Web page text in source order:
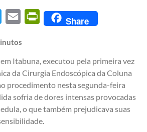
Twitter Email PrintFriendly
Share
Itabuna, executou pela primeira vez
da Cirurgia Endoscópica da Coluna
procedimento nesta segunda-feira
sofria de dores intensas provocadas
o que também prejudicava suas